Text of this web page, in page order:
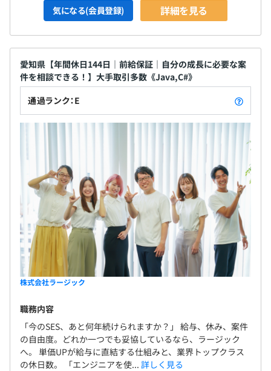
気になる(会員登録) 詳細を見る
愛知県【年間休日144日｜前給保証｜自分の成長に必要な案
件を相談できる！】大手取引多数《Java,C#》
通過ランク：E
株式会社ラージック
職務内容
「今のSES、あと何年続けられますか？」 給与、休み、案件
の自由度。どれか一つでも妥協しているなら、ラージック
へ。 単価UPが給与に直結する仕組みと、業界トップクラス
の休日数。 「エンジニアを使... 詳しく見る